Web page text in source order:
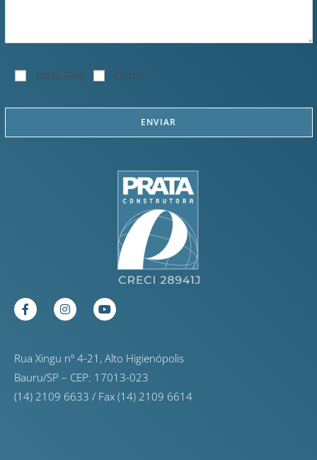
Rua Xingu nº 4-21, Alto Higienópolis
Bauru/SP – CEP: 17013-023
(14) 2109 6633 / Fax (14) 2109 6614
Porto Fino Outro